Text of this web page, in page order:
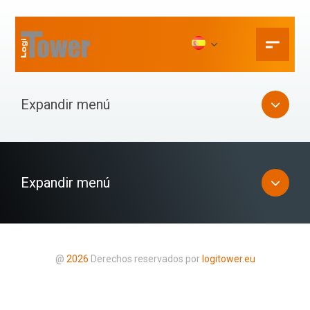
MPK S.A. w Krakowie
Página de inicio
Expandir menú
Expandir menú
@ 2026 Derechos reservados porlogitower.eu